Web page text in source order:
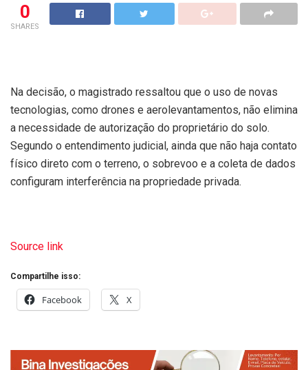
0
SHARES
Na decisão, o magistrado ressaltou que o uso de novas
tecnologias, como drones e aerolevantamentos, não elimina
a necessidade de autorização do proprietário do solo.
Segundo o entendimento judicial, ainda que não haja contato
físico direto com o terreno, o sobrevoo e a coleta de dados
configuram interferência na propriedade privada.
Source link
Compartilhe isso:
Facebook X